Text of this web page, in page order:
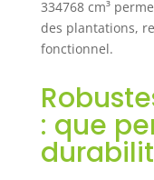
334768 cm³
des plantations,
fonctionnel.
: que